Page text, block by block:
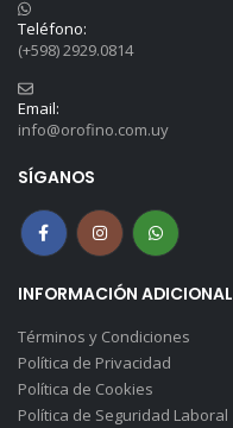
Teléfono:
(+598) 2929.0814
Email:
info@orofino.com.uy
SÍGANOS
INFORMACIÓN ADICIONAL
Términos y Condiciones
Política de Privacidad
Política de Cookies
Política de Seguridad Laboral